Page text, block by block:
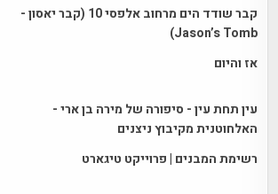
קבר שודד הים מרחוב אלפסי 10 (קבר יאסון -
Jason’s Tomb)
אז והיום
עין תחת עין - סיפורה של מירה בן ארי -
האלחוטנית מקיבוץ ניצנים
רשימת המבנים | פרוייקט טיגארט